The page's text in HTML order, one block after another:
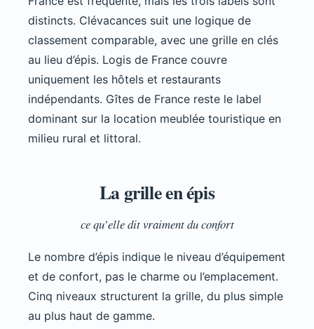
distincts. Clévacances suit une logique de
classement comparable, avec une grille en clés
au lieu d’épis. Logis de France couvre
uniquement les hôtels et restaurants
indépendants. Gîtes de France reste le label
dominant sur la location meublée touristique en
milieu rural et littoral.
La grille en épis
ce qu’elle dit vraiment du confort
Le nombre d’épis indique le niveau d’équipement
et de confort, pas le charme ou l’emplacement.
Cinq niveaux structurent la grille, du plus simple
au plus haut de gamme.